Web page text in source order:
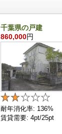
千葉県の戸建
860,000円
耐年消化率: 136%
賃貸需要: 4pt/25pt